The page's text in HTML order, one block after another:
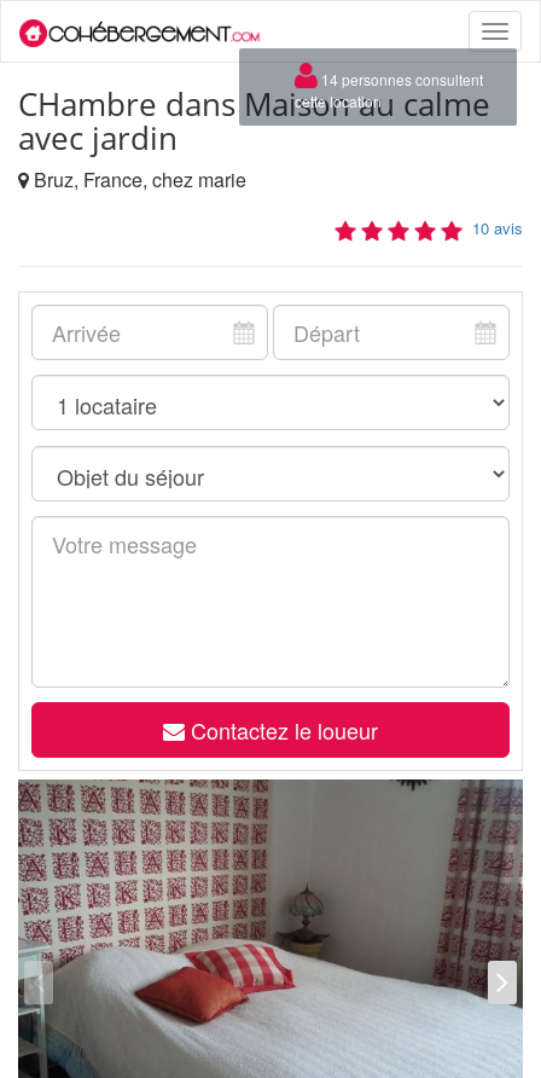
Toggle
CHambre dans Maison au calme
avec jardin
Bruz, France, chez marie
10 avis
Contactez le loueur